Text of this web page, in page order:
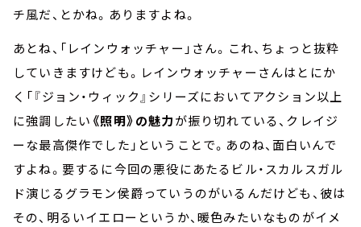
チ風だ、とかね。ありますよね。
あとね、「レインウォッチャー」さん。これ、ちょっと抜粋
していきますけども。レインウォッチャーさんはとにか
く「『ジョン・ウィック』シリーズにおいてアクション以上
に強調したい 《照明》の魅力が振り切れている、クレイジ
ーな最高傑作でした」ということで。あのね、面白いんで
すよね。要するに今回の悪役にあたるビル・スカルスガル
ド演じるグラモン侯爵っていうのがいるんだけども、彼は
その、明るいイエローというか、暖色みたいなものがイメ